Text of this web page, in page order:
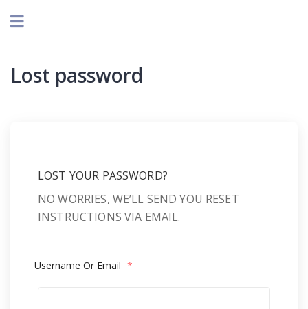
Lost password
LOST YOUR PASSWORD?
NO WORRIES, WE’LL SEND YOU RESET
INSTRUCTIONS VIA EMAIL.
Username Or Email *